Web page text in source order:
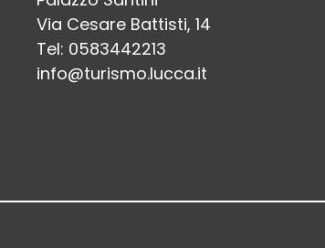
Via Cesare Battisti, 14
Tel: 0583442213
info@turismo.lucca.it